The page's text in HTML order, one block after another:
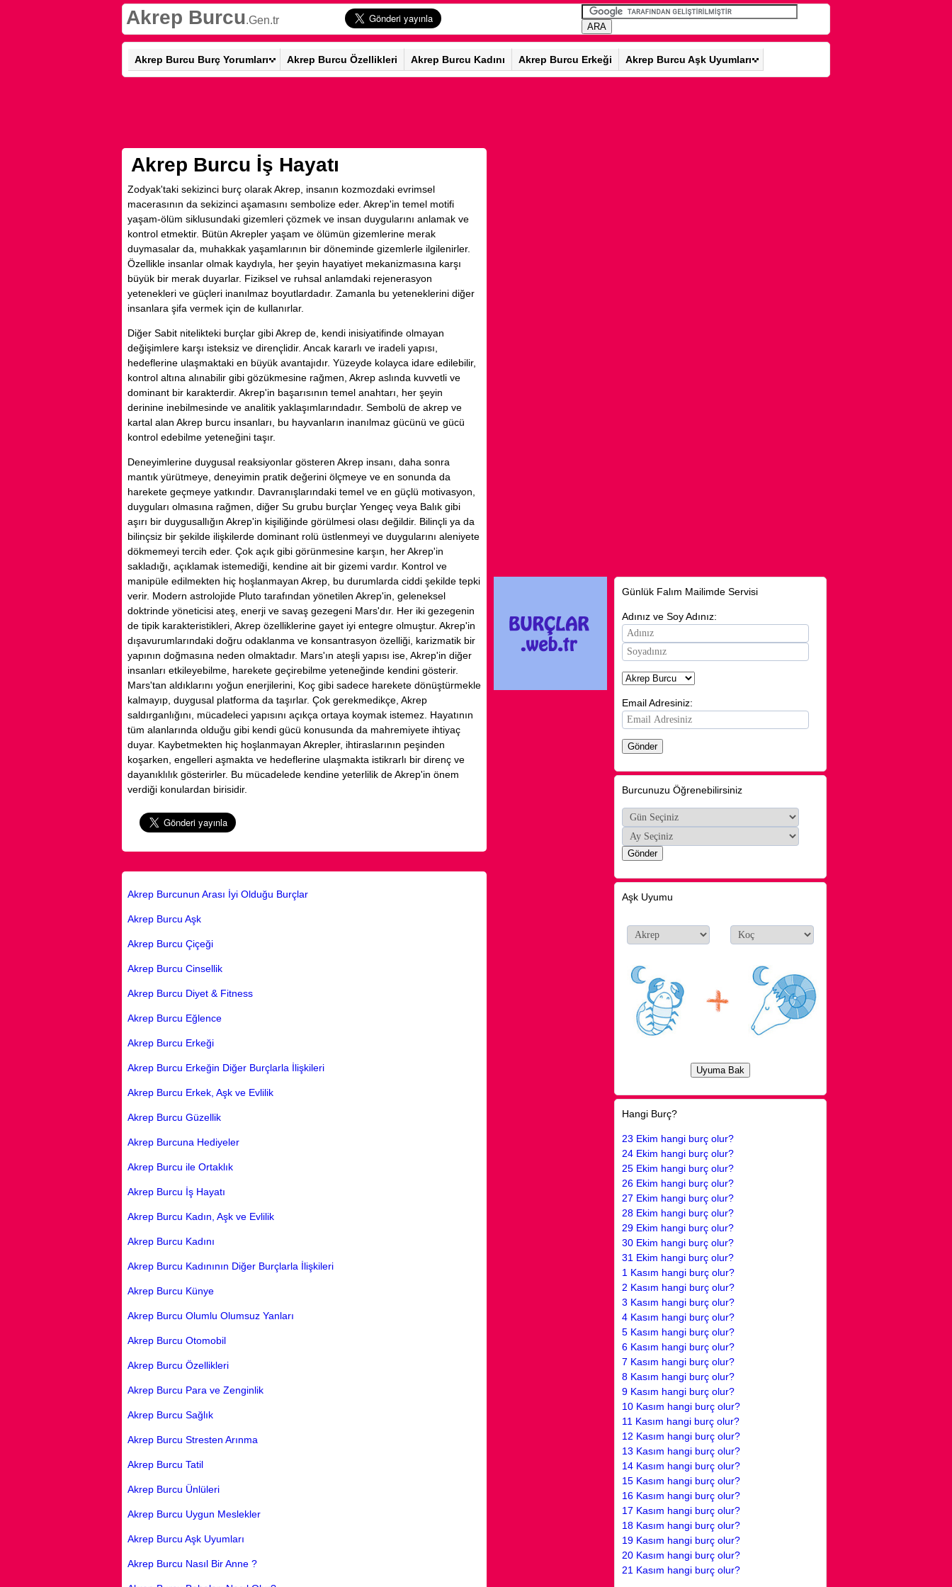
Akrep Burcu.Gen.tr
Akrep Burcu Burç Yorumları Akrep Burcu Özellikleri Akrep Burcu Kadını Akrep Burcu Erkeği Akrep Burcu Aşk Uyumları
Akrep Burcu İş Hayatı
Zodyak'taki sekizinci burç olarak Akrep, insanın kozmozdaki evrimsel
macerasının da sekizinci aşamasını sembolize eder. Akrep'in temel motifi
yaşam-ölüm siklusundaki gizemleri çözmek ve insan duygularını anlamak ve
kontrol etmektir. Bütün Akrepler yaşam ve ölümün gizemlerine merak
duymasalar da, muhakkak yaşamlarının bir döneminde gizemlerle ilgilenirler.
Özellikle insanlar olmak kaydıyla, her şeyin hayatiyet mekanizmasına karşı
büyük bir merak duyarlar. Fiziksel ve ruhsal anlamdaki rejenerasyon
yetenekleri ve güçleri inanılmaz boyutlardadır. Zamanla bu yeteneklerini diğer
insanlara şifa vermek için de kullanırlar.
Diğer Sabit nitelikteki burçlar gibi Akrep de, kendi inisiyatifinde olmayan
değişimlere karşı isteksiz ve dirençlidir. Ancak kararlı ve iradeli yapısı,
hedeflerine ulaşmaktaki en büyük avantajıdır. Yüzeyde kolayca idare edilebilir,
kontrol altına alınabilir gibi gözükmesine rağmen, Akrep aslında kuvvetli ve
dominant bir karakterdir. Akrep'in başarısının temel anahtarı, her şeyin
derinine inebilmesinde ve analitik yaklaşımlarındadır. Sembolü de akrep ve
kartal alan Akrep burcu insanları, bu hayvanların inanılmaz gücünü ve gücü
kontrol edebilme yeteneğini taşır.
Deneyimlerine duygusal reaksiyonlar gösteren Akrep insanı, daha sonra
mantık yürütmeye, deneyimin pratik değerini ölçmeye ve en sonunda da
harekete geçmeye yatkındır. Davranışlarındaki temel ve en güçlü motivasyon,
duyguları olmasına rağmen, diğer Su grubu burçlar Yengeç veya Balık gibi
aşırı bir duygusallığın Akrep'in kişiliğinde görülmesi olası değildir. Bilinçli ya da
bilinçsiz bir şekilde ilişkilerde dominant rolü üstlenmeyi ve duygularını aleniyete
dökmemeyi tercih eder. Çok açık gibi görünmesine karşın, her Akrep'in
sakladığı, açıklamak istemediği, kendine ait bir gizemi vardır. Kontrol ve
manipüle edilmekten hiç hoşlanmayan Akrep, bu durumlarda ciddi şekilde tepki
verir. Modern astrolojide Pluto tarafından yönetilen Akrep'in, geleneksel
doktrinde yöneticisi ateş, enerji ve savaş gezegeni Mars'dır. Her iki gezegenin
de tipik karakteristikleri, Akrep özelliklerine gayet iyi entegre olmuştur. Akrep'in
dışavurumlarındaki doğru odaklanma ve konsantrasyon özelliği, karizmatik bir
yapının doğmasına neden olmaktadır. Mars'ın ateşli yapısı ise, Akrep'in diğer
insanları etkileyebilme, harekete geçirebilme yeteneğinde kendini gösterir.
Mars'tan aldıklarını yoğun enerjilerini, Koç gibi sadece harekete dönüştürmekle
kalmayıp, duygusal platforma da taşırlar. Çok gerekmedikçe, Akrep
saldırganlığını, mücadeleci yapısını açıkça ortaya koymak istemez. Hayatının
tüm alanlarında olduğu gibi kendi gücü konusunda da mahremiyete ihtiyaç
duyar. Kaybetmekten hiç hoşlanmayan Akrepler, ihtiraslarının peşinden
koşarken, engelleri aşmakta ve hedeflerine ulaşmakta istikrarlı bir direnç ve
dayanıklılık gösterirler. Bu mücadelede kendine yeterlilik de Akrep'in önem
verdiği konulardan birisidir.
Akrep Burcunun Arası İyi Olduğu Burçlar
Akrep Burcu Aşk
Akrep Burcu Çiçeği
Akrep Burcu Cinsellik
Akrep Burcu Diyet & Fitness
Akrep Burcu Eğlence
Akrep Burcu Erkeği
Akrep Burcu Erkeğin Diğer Burçlarla İlişkileri
Akrep Burcu Erkek, Aşk ve Evlilik
Akrep Burcu Güzellik
Akrep Burcuna Hediyeler
Akrep Burcu ile Ortaklık
Akrep Burcu İş Hayatı
Akrep Burcu Kadın, Aşk ve Evlilik
Akrep Burcu Kadını
Akrep Burcu Kadınının Diğer Burçlarla İlişkileri
Akrep Burcu Künye
Akrep Burcu Olumlu Olumsuz Yanları
Akrep Burcu Otomobil
Akrep Burcu Özellikleri
Akrep Burcu Para ve Zenginlik
Akrep Burcu Sağlık
Akrep Burcu Stresten Arınma
Akrep Burcu Tatil
Akrep Burcu Ünlüleri
Akrep Burcu Uygun Meslekler
Akrep Burcu Aşk Uyumları
Akrep Burcu Nasıl Bir Anne ?
Günlük Falım Mailimde Servisi
Adınız ve Soy Adınız:
Email Adresiniz:
Burcunuzu Öğrenebilirsiniz
Aşk Uyumu
Hangi Burç?
23 Ekim hangi burç olur?
24 Ekim hangi burç olur?
25 Ekim hangi burç olur?
26 Ekim hangi burç olur?
27 Ekim hangi burç olur?
28 Ekim hangi burç olur?
29 Ekim hangi burç olur?
30 Ekim hangi burç olur?
31 Ekim hangi burç olur?
1 Kasım hangi burç olur?
2 Kasım hangi burç olur?
3 Kasım hangi burç olur?
4 Kasım hangi burç olur?
5 Kasım hangi burç olur?
6 Kasım hangi burç olur?
7 Kasım hangi burç olur?
8 Kasım hangi burç olur?
9 Kasım hangi burç olur?
10 Kasım hangi burç olur?
11 Kasım hangi burç olur?
12 Kasım hangi burç olur?
13 Kasım hangi burç olur?
14 Kasım hangi burç olur?
15 Kasım hangi burç olur?
16 Kasım hangi burç olur?
17 Kasım hangi burç olur?
18 Kasım hangi burç olur?
19 Kasım hangi burç olur?
20 Kasım hangi burç olur?
21 Kasım hangi burç olur?